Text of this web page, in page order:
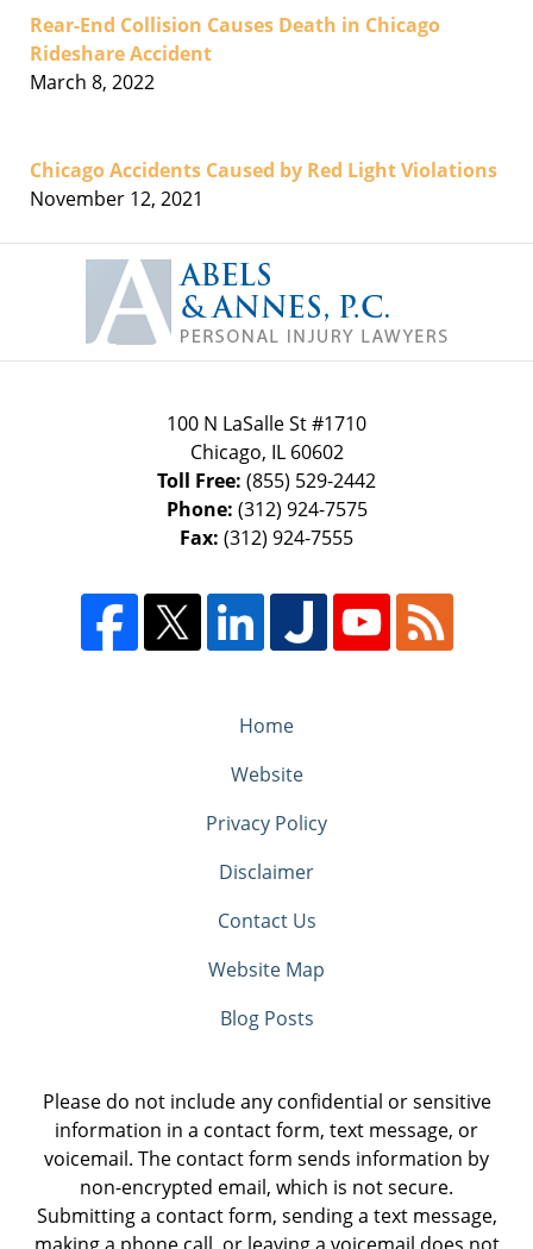
Rear-End Collision Causes Death in Chicago
Rideshare Accident
March 8, 2022
Chicago Accidents Caused by Red Light Violations
November 12, 2021
Information
100 N LaSalle St #1710
Chicago, IL 60602
Toll Free: (855) 529-2442
Phone: (312) 924-7575
Fax: (312) 924-7555
Home
Website
Privacy Policy
Disclaimer
Contact Us
Website Map
Blog Posts
Please do not include any confidential or sensitive
information in a contact form, text message, or
voicemail. The contact form sends information by
non-encrypted email, which is not secure.
Submitting a contact form, sending a text message,